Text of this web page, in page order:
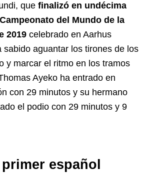
que finalizó en undécima
del Mundo de la
2019 celebrado en Aarhus
sabido aguantar los tirones de los
y marcar el ritmo en los tramos
Ayeko ha entrado en
con 29 minutos y su hermano
el podio con 29 minutos y 9
español